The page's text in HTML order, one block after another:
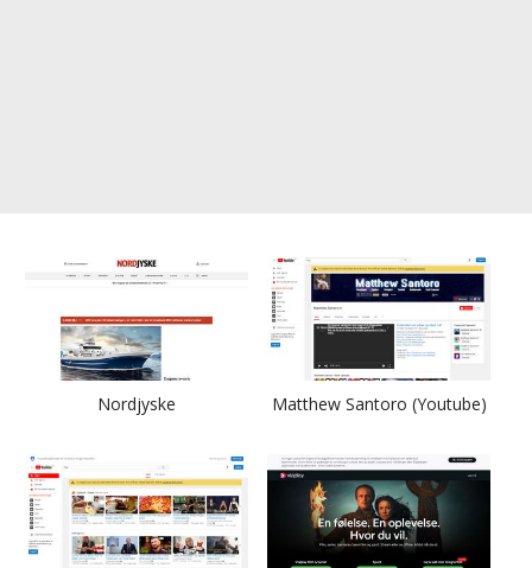
Nordjyske Matthew Santoro (Youtube)